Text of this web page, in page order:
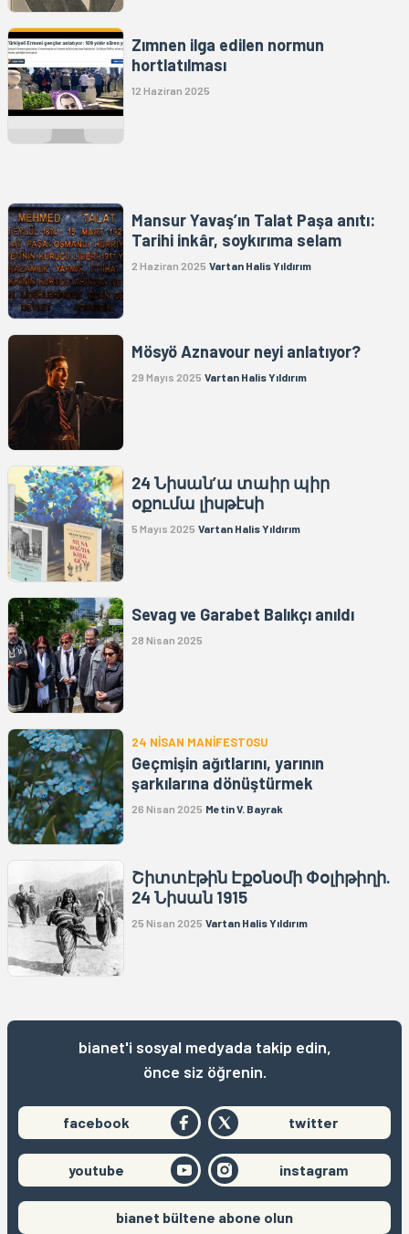
Zımnen ilga edilen normun
hortlatılması
12 Haziran 2025
Mansur Yavaş’ın Talat Paşa anıtı:
Tarihi inkâr, soykırıma selam
2 Haziran 2025 Vartan Halis Yıldırım
Mösyö Aznavour neyi anlatıyor?
29 Mayıs 2025 Vartan Halis Yıldırım
24 Նիսան’ա տաիր պիր
օքումա լիսթէսի
5 Mayıs 2025 Vartan Halis Yıldırım
Sevag ve Garabet Balıkçı anıldı
28 Nisan 2025
24 NİSAN MANİFESTOSU
Geçmişin ağıtlarını, yarının
şarkılarına dönüştürmek
26 Nisan 2025 Metin V. Bayrak
Շիտտէթին Էքօնօմի Փօլիթիղի.
24 Նիսան 1915
25 Nisan 2025 Vartan Halis Yıldırım
bianet'i sosyal medyada takip edin,
önce siz öğrenin.
facebook twitter
youtube instagram
bianet bültene abone olun